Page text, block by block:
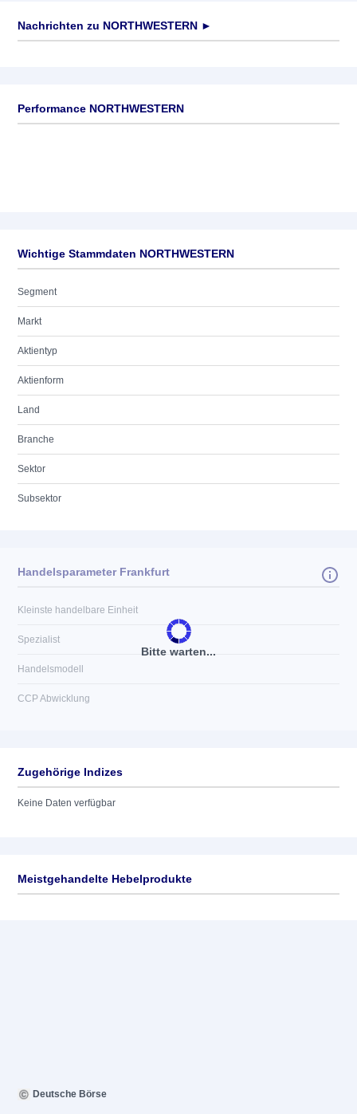
Nachrichten zu NORTHWESTERN ►
Performance NORTHWESTERN
Wichtige Stammdaten NORTHWESTERN
Segment
Markt
Aktientyp
Aktienform
Land
Branche
Sektor
Subsektor
Bitte warten...
Handelsparameter Frankfurt
Kleinste handelbare Einheit
Spezialist
Handelsmodell
CCP Abwicklung
Zugehörige Indizes
Keine Daten verfügbar
Meistgehandelte Hebelprodukte
Deutsche Börse